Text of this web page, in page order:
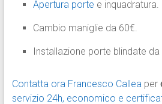
Apertura porte e inquadratura.
Cambio maniglie da 60€.
Installazione porte blindate
Contatta ora Francesco Calleaper
servizio 24h, economico e